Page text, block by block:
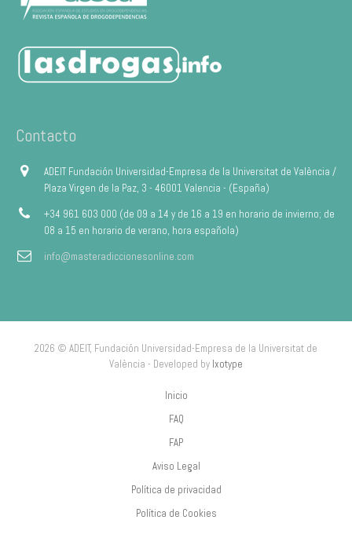
Contacto
ADEIT Fundación Universidad-Empresa de la Universitat de València /
Plaza Virgen de la Paz, 3 - 46001 Valencia - (España)
+34 961 603 000 (de 09 a 14 y de 16 a 19 en horario de invierno; de
08 a 15 en horario de verano, hora española)
info@masteradiccionesonline.com
2026 © ADEIT, Fundación Universidad-Empresa de la Universitat de
València - Developed by Ixotype
Inicio
FAQ
FAP
Aviso Legal
Política de privacidad
Política de Cookies